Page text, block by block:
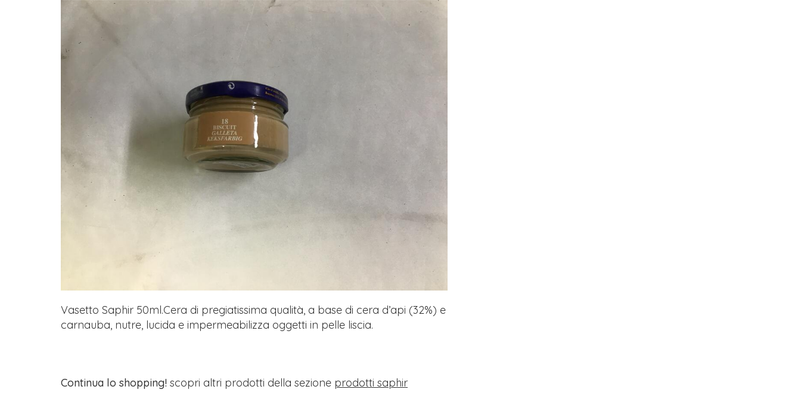
Vasetto Saphir 50ml.Cera di pregiatissima qualità, a base di cera d’api (32%) e
carnauba, nutre, lucida e impermeabilizza oggetti in pelle liscia.
Continua lo shopping! scopri altri prodotti della sezione prodotti saphir